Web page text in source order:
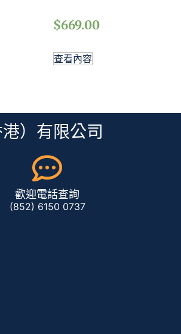
$669.00
查看內容
）有限公司
歡迎電話查詢
(852) 6150 0737